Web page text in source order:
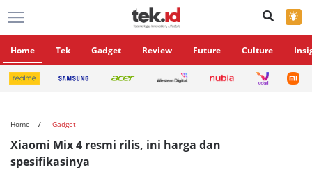
×
Home Tek Gadget Review Future Culture
Home Gadget
Xiaomi Mix 4 resmi rilis, ini harga dan
spesifikasinya